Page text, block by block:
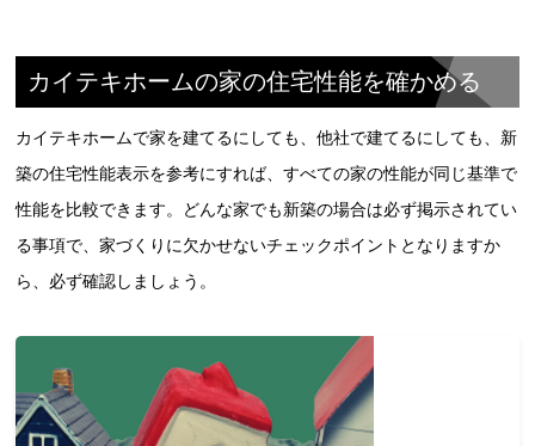
カイテキホームの家の住宅性能を確かめる
カイテキホームで家を建てるにしても、他社で建てるにしても、新
築の住宅性能表示を参考にすれば、すべての家の性能が同じ基準で
性能を比較できます。どんな家でも新築の場合は必ず掲示されてい
る事項で、家づくりに欠かせないチェックポイントとなりますか
ら、必ず確認しましょう。